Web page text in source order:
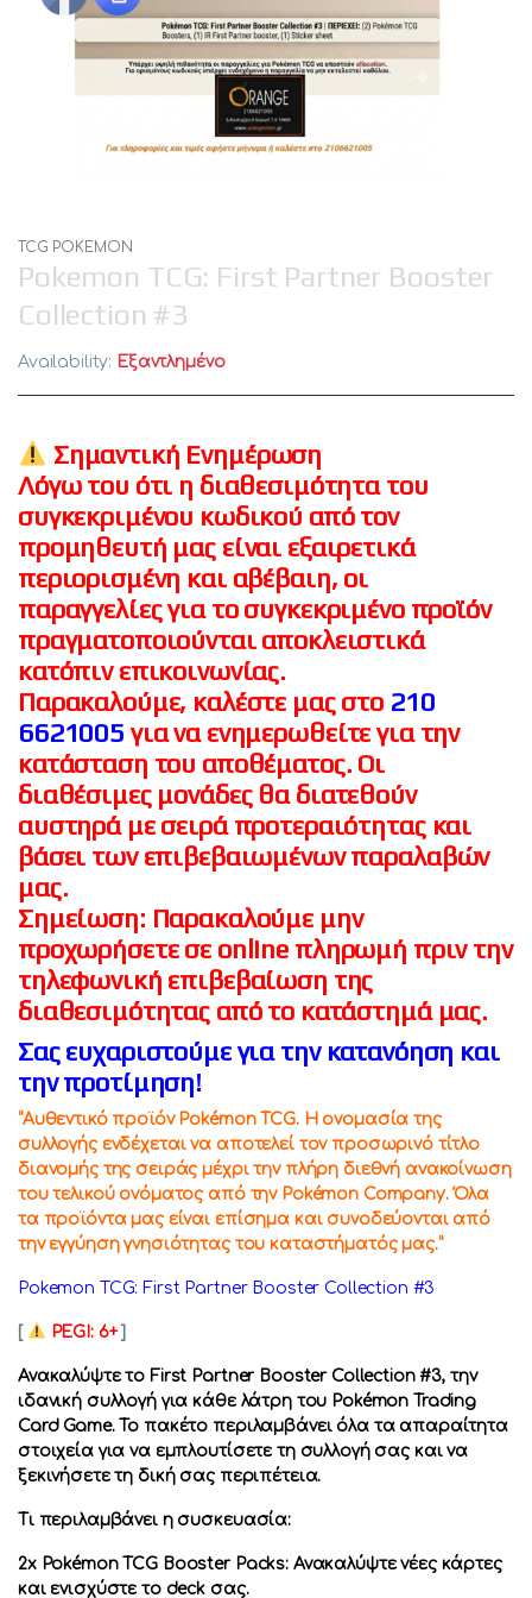
TCG POKEMON
Pokemon TCG: First Partner Booster
Collection #3
Availability: Εξαντλημένο
Σημαντική Ενημέρωση
Λόγω του ότι η διαθεσιμότητα του
συγκεκριμένου κωδικού από τον
προμηθευτή μας είναι εξαιρετικά
περιορισμένη και αβέβαιη, οι
παραγγελίες για το συγκεκριμένο προϊόν
πραγματοποιούνται αποκλειστικά
κατόπιν επικοινωνίας.
Παρακαλούμε, καλέστε μας στο 210
6621005 για να ενημερωθείτε για την
κατάσταση του αποθέματος. Οι
διαθέσιμες μονάδες θα διατεθούν
αυστηρά με σειρά προτεραιότητας και
βάσει των επιβεβαιωμένων παραλαβών
μας.
Σημείωση: Παρακαλούμε μην
προχωρήσετε σε online πληρωμή πριν την
τηλεφωνική επιβεβαίωση της
διαθεσιμότητας από το κατάστημά μας.
Σας ευχαριστούμε για την κατανόηση και
την προτίμηση!
“Αυθεντικό προϊόν Pokémon TCG. Η ονομασία της
συλλογής ενδέχεται να αποτελεί τον προσωρινό τίτλο
διανομής της σειράς μέχρι την πλήρη διεθνή ανακοίνωση
του τελικού ονόματος από την Pokémon Company. Όλα
τα προϊόντα μας είναι επίσημα και συνοδεύονται από
την εγγύηση γνησιότητας του καταστήματός μας.”
Pokemon TCG: First Partner Booster Collection #3
PEGI: 6+]
Ανακαλύψτε το First Partner Booster Collection #3, την
ιδανική συλλογή για κάθε λάτρη του Pokémon Trading
Card Game. Το πακέτο περιλαμβάνει όλα τα απαραίτητα
στοιχεία για να εμπλουτίσετε τη συλλογή σας και να
ξεκινήσετε τη δική σας περιπέτεια.
Τι περιλαμβάνει η συσκευασία:
2x Pokémon TCG Booster Packs: Ανακαλύψτε νέες κάρτες
και ενισχύστε το deck σας.